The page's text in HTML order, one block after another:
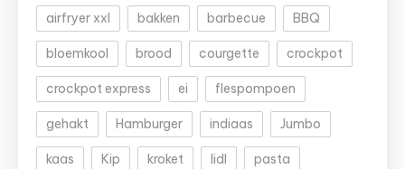
airfryer xxl bakken barbecue BBQ
bloemkool brood courgette crockpot
crockpot express ei flespompoen
gehakt Hamburger indiaas Jumbo
kaas Kip kroket lidl pasta